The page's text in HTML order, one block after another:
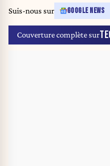
Suis-nous sur GOOGLE NEWS
Couverture complète sur